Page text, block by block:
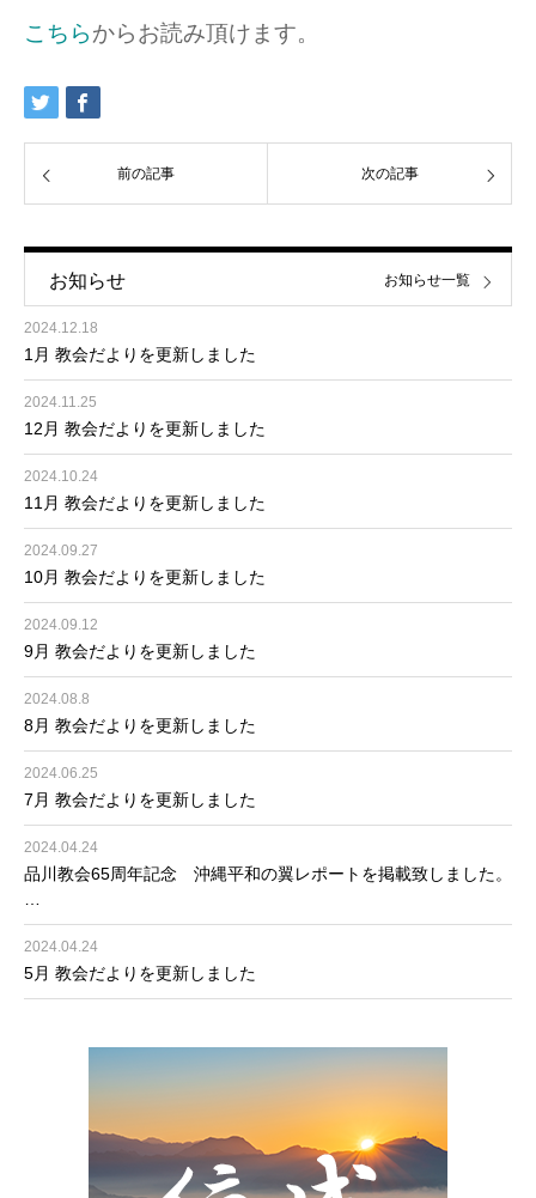
こちらからお読み頂けます。
前の記事 次の記事
お知らせ
2024.12.18
1月 教会だよりを更新しました
2024.11.25
12月 教会だよりを更新しました
2024.10.24
11月 教会だよりを更新しました
2024.09.27
10月 教会だよりを更新しました
2024.09.12
9月 教会だよりを更新しました
2024.08.8
8月 教会だよりを更新しました
2024.06.25
7月 教会だよりを更新しました
2024.04.24
品川教会65周年記念 沖縄平和の翼レポートを掲載致しました。
2024.04.24
5月 教会だよりを更新しました
お知らせ一覧